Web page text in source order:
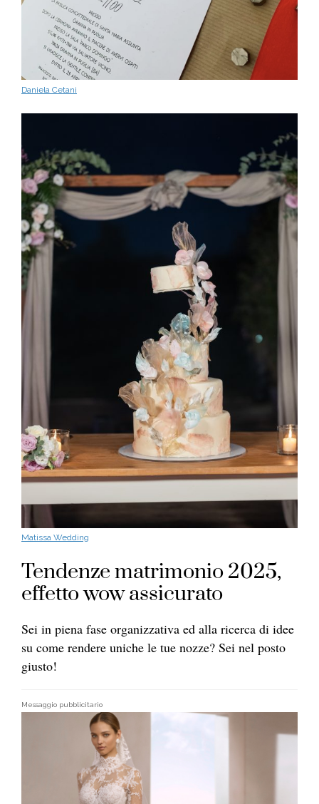
Daniela Cetani
Matissa Wedding
Tendenze matrimonio 2025,
effetto wow assicurato
Sei in piena fase organizzativa ed alla ricerca di idee
su come rendere uniche le tue nozze? Sei nel posto
giusto!
Messaggio pubblicitario